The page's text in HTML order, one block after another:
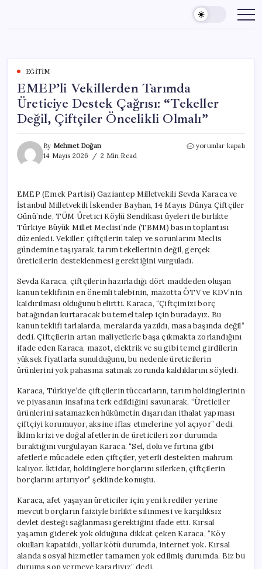
content
EĞITIM
EMEP’li Vekillerden Tarımda
Üreticiye Destek Çağrısı: “Tekeller
Değil, Çiftçiler Öncelikli Olmalı”
By Mehmet Doğan
14 Mayıs 2026
2 Min Read
EMEP’li
Çağrısı:
“Tekeller
Değil,
Çiftçiler
Öncelikli
Olmalı”
için
yorumlar kapalı
EMEP (Emek Partisi) Gaziantep Milletvekili Sevda Karaca ve
İstanbul Milletvekili İskender Bayhan, 14 Mayıs Dünya Çiftçiler
Günü’nde, TÜM Üretici Köylü Sendikası üyeleri ile birlikte
Türkiye Büyük Millet Meclisi’nde (TBMM) basın toplantısı
düzenledi. Vekiller, çiftçilerin talep ve sorunlarını Meclis
gündemine taşıyarak, tarım tekellerinin değil, gerçek
üreticilerin desteklenmesi gerektiğini vurguladı.
Sevda Karaca, çiftçilerin hazırladığı dört maddeden oluşan
kanun teklifinin en önemli talebinin, mazotta ÖTV ve KDV’nin
kaldırılması olduğunu belirtti. Karaca, “Çiftçimizi borç
batağından kurtaracak bu temel talep için buradayız. Bu
kanun teklifi tarlalarda, meralarda yazıldı, masa başında değil”
dedi. Çiftçilerin artan maliyetlerle başa çıkmakta zorlandığını
ifade eden Karaca, mazot, elektrik ve su gibi temel girdilerin
yüksek fiyatlarla sunulduğunu, bu nedenle üreticilerin
ürünlerini yok pahasına satmak zorunda kaldıklarını söyledi.
Karaca, Türkiye’de çiftçilerin tüccarların, tarım holdinglerinin
ve piyasanın insafına terk edildiğini savunarak, “Üreticiler
ürünlerini satamazken hükümetin dışarıdan ithalat yapması
çiftçiyi korumuyor, aksine iflas etmelerine yol açıyor” dedi.
İklim krizi ve doğal afetlerin de üreticileri zor durumda
bıraktığını vurgulayan Karaca, “Sel, dolu ve fırtına gibi
afetlerle mücadele eden çiftçiler, yeterli destekten mahrum
kalıyor. İktidar, holdinglere borçlarını silerken, çiftçilerin
borçlarını artırıyor” şeklinde konuştu.
Karaca, afet yaşayan üreticiler için yeni krediler yerine
mevcut borçların faiziyle birlikte silinmesi ve karşılıksız
devlet desteği sağlanması gerektiğini ifade etti. Kırsal
yaşamın giderek yok olduğuna dikkat çeken Karaca, “Köy
okulları kapatıldı, yollar kötü durumda, internet yok. Kırsal
alanda sosyal hizmetler tamamen yok edilmiş durumda. Biz bu
duruma son vermeye kararlıyız” dedi.